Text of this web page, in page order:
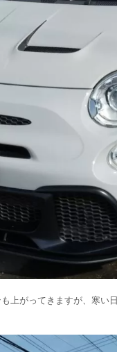
上がってきますが、寒い